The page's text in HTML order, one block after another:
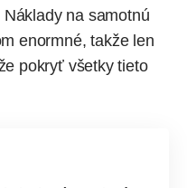
na samotnú
enormné, takže len
pokryť všetky tieto